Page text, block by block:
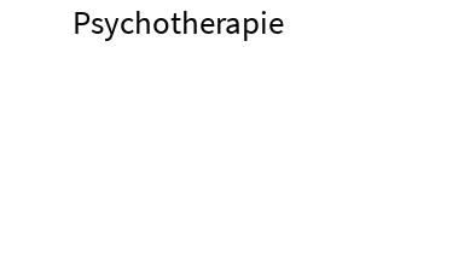
Psychotherapie